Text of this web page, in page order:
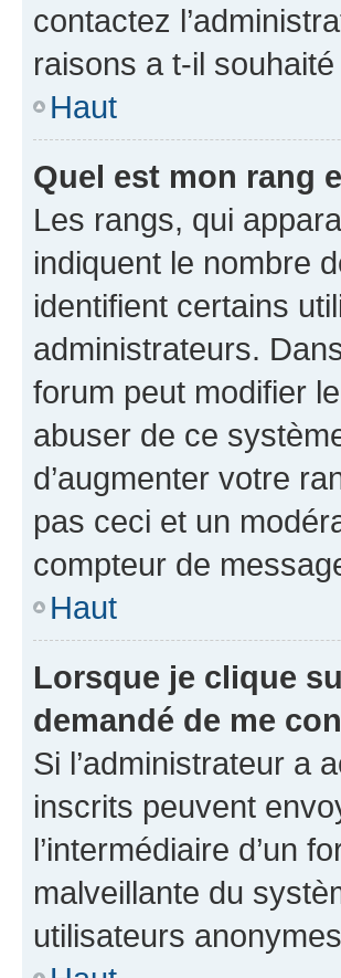
contactez
raisons a t-il
Haut
Quel est mon rang
Les rangs, qui
indiquent le nombre
identifient certains
administrateurs.
forum peut modifier
abuser de ce
d’augmenter votre
pas ceci et un
compteur de
Haut
Lorsque je clique
demandé de me
Si l’administrateur a
inscrits peuvent
l’intermédiaire d’un
malveillante du
utilisateurs